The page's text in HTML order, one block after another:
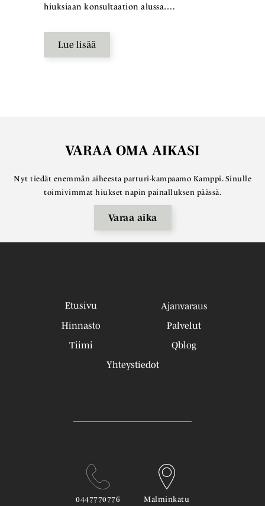
hiuksiaan konsultaation alussa….
Lue lisää
VARAA OMA AIKASI
Nyt tiedät enemmän aiheesta parturi-kampaamo Kamppi. Sinulle
toimivimmat hiukset napin painalluksen päässä.
Varaa aika
Etusivu
Ajanvaraus
Hinnasto
Palvelut
Tiimi
Qblog
Yhteystiedot
0447770776
Malminkatu